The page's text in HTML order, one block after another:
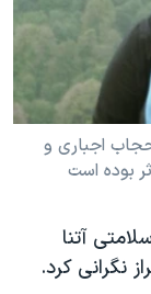
اجباری و
بوده است
آتنا
نگرانی کرد.